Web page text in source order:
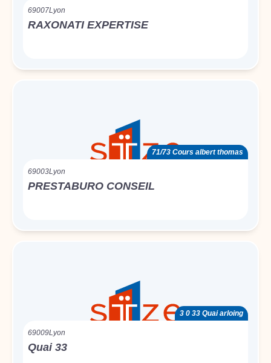
69007Lyon
RAXONATI EXPERTISE
71/73 Cours albert thomas
69003Lyon
PRESTABURO CONSEIL
3 0 33 Quai arloing
69009Lyon
Quai 33